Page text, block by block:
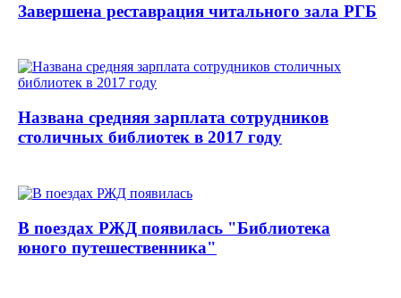
Завершена реставрация читального зала РГБ
Названа средняя зарплата сотрудников
столичных библиотек в 2017 году
В поездах РЖД появилась "Библиотека
юного путешественника"